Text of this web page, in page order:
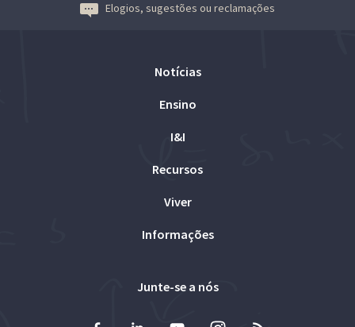
Elogios, sugestões ou reclamações
Notícias
Ensino
I&I
Recursos
Viver
Informações
Junte-se a nós